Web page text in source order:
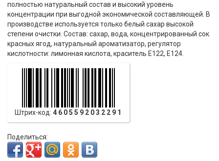
полностью натуральный состав и высокий уровень
концентрации при выгодной экономической составляющей. В
производстве используется только белый сахар высокой
степени очистки. Состав: сахар, вода, концентрированный сок
красных ягод, натуральный ароматизатор, регулятор
кислотности: лимонная кислота, краситель Е122, Е124.
Штрих-код: 4605592032291
Поделиться: